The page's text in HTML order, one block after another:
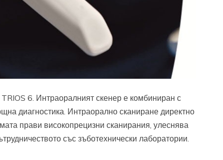
6. Интраоралният скенер е комбиниран с
диагностика. Интраорално сканиране директно
прави високопрецизни сканирания, улеснява
със зъботехнически лаборатории.